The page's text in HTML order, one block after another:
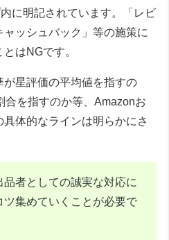
に明記されています。「レビ
ッシュバック」等の施策に
はNGです。
が星評価の平均値を指すの
合を指すのか等、Amazonお
体的なラインは明らかにさ
者としての誠実な対応に
ツ集めていくことが必要で